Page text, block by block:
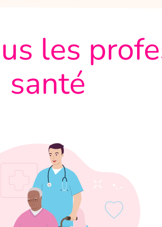
les
santé